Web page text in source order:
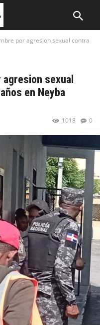
por agresion sexual contra
sexual
en Neyba
0
1018